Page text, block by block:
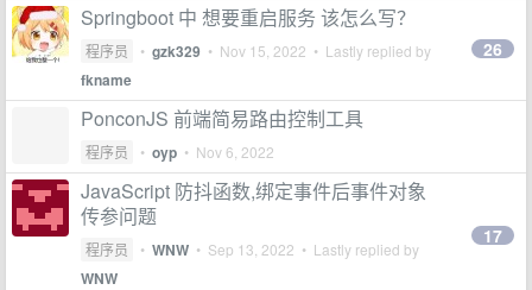
Springboot 中 想要重启服务 该怎么写？
程序员 • gzk329 • Nov 15, 2022 • Lastly replied by
fkname
26
PonconJS 前端简易路由控制工具
程序员 • oyp • Nov 6, 2022
JavaScript 防抖函数,绑定事件后事件对象
传参问题
程序员 • WNW • Sep 13, 2022 • Lastly replied by
WNW
17